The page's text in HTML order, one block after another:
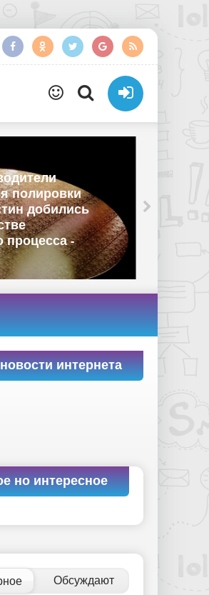
На Kickstarter представили
RM1 – это одновременно CD-
предмет интерьера - «Новости
Интернет»
интернета
но интересное
Обсуждают